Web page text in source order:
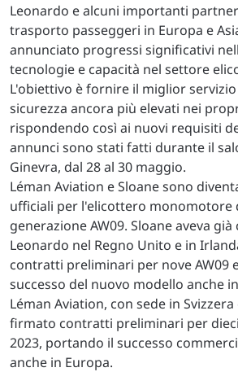
Leonardo e alcuni importanti
trasporto passeggeri in Europa e
annunciato progressi significativi
tecnologie e capacità nel settore
L'obiettivo è fornire il miglior servizio
sicurezza ancora più elevati nei
rispondendo così ai nuovi requisiti
annunci sono stati fatti durante il
Ginevra, dal 28 al 30 maggio.
Léman Aviation e Sloane sono
ufficiali per l'elicottero monomotore
generazione AW09. Sloane aveva
Leonardo nel Regno Unito e in
contratti preliminari per nove AW09
successo del nuovo modello anche
Léman Aviation, con sede in Svizzera
firmato contratti preliminari per dieci
2023, portando il successo
anche in Europa.